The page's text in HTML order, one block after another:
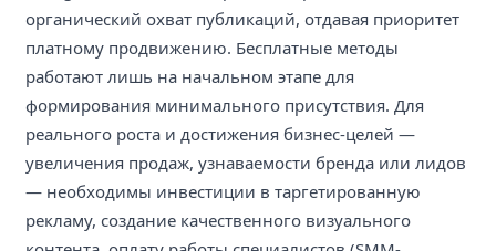
органический охват публикаций, отдавая приоритет
платному продвижению. Бесплатные методы
работают лишь на начальном этапе для
формирования минимального присутствия. Для
реального роста и достижения бизнес-целей —
увеличения продаж, узнаваемости бренда или лидов
— необходимы инвестиции в таргетированную
рекламу, создание качественного визуального